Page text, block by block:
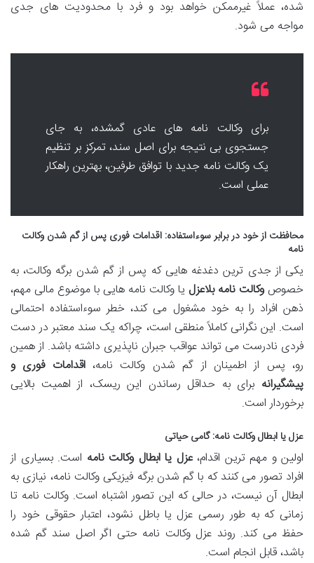
شده، عملاً غیرممکن خواهد بود و فرد با محدودیت های جدی
مواجه می شود.
برای وکالت نامه های عادی گمشده، به جای
جستجوی بی نتیجه برای اصل سند، تمرکز بر تنظیم
یک وکالت نامه جدید با توافق طرفین، بهترین راهکار
عملی است.
محافظت از خود در برابر سوءاستفاده: اقدامات فوری پس از گم شدن وکالت
نامه
یکی از جدی ترین دغدغه هایی که پس از گم شدن برگه وکالت، به
خصوصوکالت نامه بلاعزل یا وکالت نامه هایی با موضوع مالی مهم،
ذهن افراد را به خود مشغول می کند، خطر سوءاستفاده احتمالی
است. این نگرانی کاملاً منطقی است، چراکه یک سند معتبر در دست
فردی نادرست می تواند عواقب جبران ناپذیری داشته باشد. از همین
رو، پس از اطمینان از گم شدن وکالت نامه،اقدامات فوری و
پیشگیرانه برای به حداقل رساندن این ریسک، از اهمیت بالایی
برخوردار است.
عزل یا ابطال وکالت نامه: گامی حیاتی
اولین و مهم ترین اقدام،عزل یا ابطال وکالت نامه است. بسیاری از
افراد تصور می کنند که با گم شدن برگه فیزیکی وکالت نامه، نیازی به
ابطال آن نیست، در حالی که این تصور اشتباه است. وکالت نامه تا
زمانی که به طور رسمی عزل یا باطل نشود، اعتبار حقوقی خود را
حفظ می کند. روند عزل وکالت نامه حتی اگر اصل سند گم شده
باشد، قابل انجام است.